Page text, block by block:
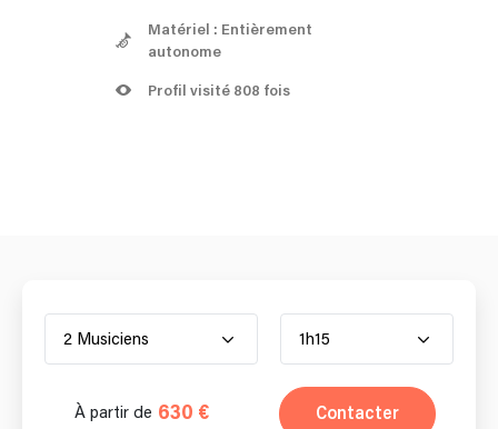
Matériel : Entièrement
autonome
Profil visité 808 fois
2 Musiciens 1h15
À partir de 630 € Contacter